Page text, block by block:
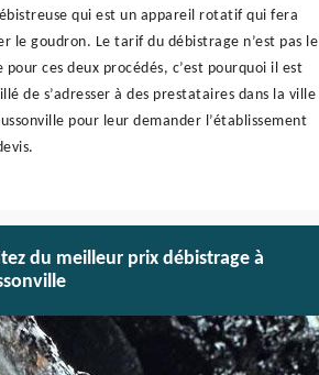
qui est un appareil rotatif qui fera
le goudron. Le tarif du débistrage n’est pas le
pour ces deux procédés, c’est pourquoi il est
de s’adresser à des prestataires dans la ville
pour leur demander l’établissement
du meilleur prix débistrage à